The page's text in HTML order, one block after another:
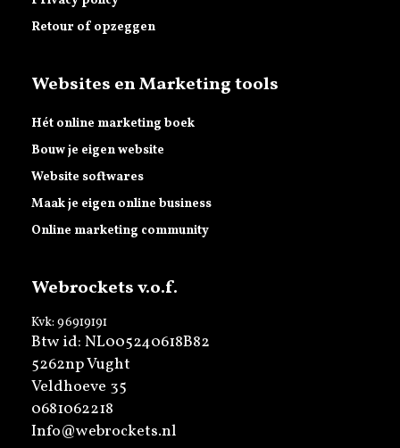
Retour of opzeggen
Websites en Marketing tools
Hét online marketing boek
Bouw je eigen website
Website softwares
Maak je eigen online business
Online marketing community
Webrockets v.o.f.
Kvk: 96919191
Btw id: NL005240618B82
5262np Vught
Veldhoeve 35
0681062218
Info@webrockets.nl